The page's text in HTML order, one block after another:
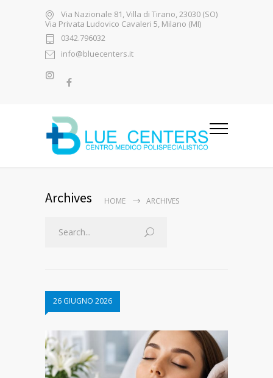
Via Nazionale 81, Villa di Tirano, 23030 (SO)
Via Privata Ludovico Cavaleri 5, Milano (MI)
0342.796032
info@bluecenters.it
Archives HOME ARCHIVES
26 GIUGNO 2026